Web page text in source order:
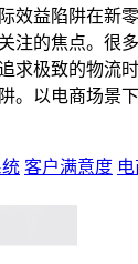
效益陷阱在新
注的焦点。很
求极致的物流
。以电商场景
客户满意度